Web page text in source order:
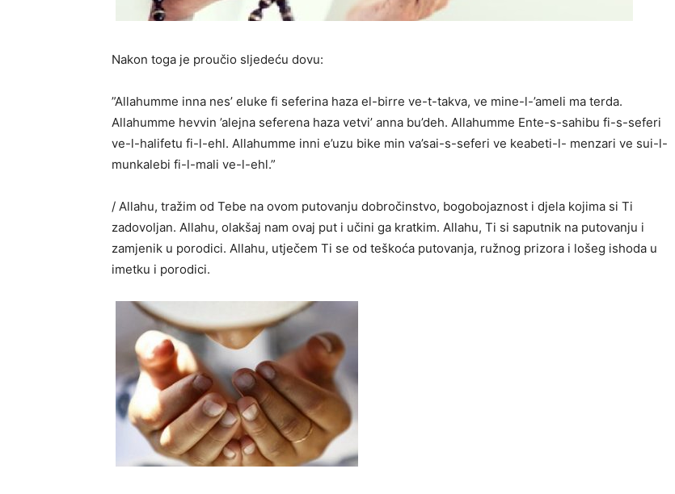
Nakon toga je proučio sljedeću dovu:
”Allahumme inna nes’ eluke fi seferina haza el-birre ve-t-takva, ve mine-l-’ameli ma terda.
Allahumme hevvin ’alejna seferena haza vetvi’ anna bu’deh. Allahumme Ente-s-sahibu fi-s-seferi
ve-l-halifetu fi-l-ehl. Allahumme inni e’uzu bike min va’sai-s-seferi ve keabeti-l- menzari ve sui-l-
munkalebi fi-l-mali ve-l-ehl.”
/ Allahu, tražim od Tebe na ovom putovanju dobročinstvo, bogobojaznost i djela kojima si Ti
zadovoljan. Allahu, olakšaj nam ovaj put i učini ga kratkim. Allahu, Ti si saputnik na putovanju i
zamjenik u porodici. Allahu, utječem Ti se od teškoća putovanja, ružnog prizora i lošeg ishoda u
imetku i porodici.